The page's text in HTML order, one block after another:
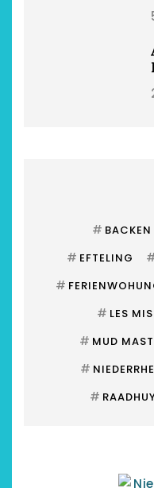
# BACKEN
# EFTELING
#
# LES
# MUD
#
#